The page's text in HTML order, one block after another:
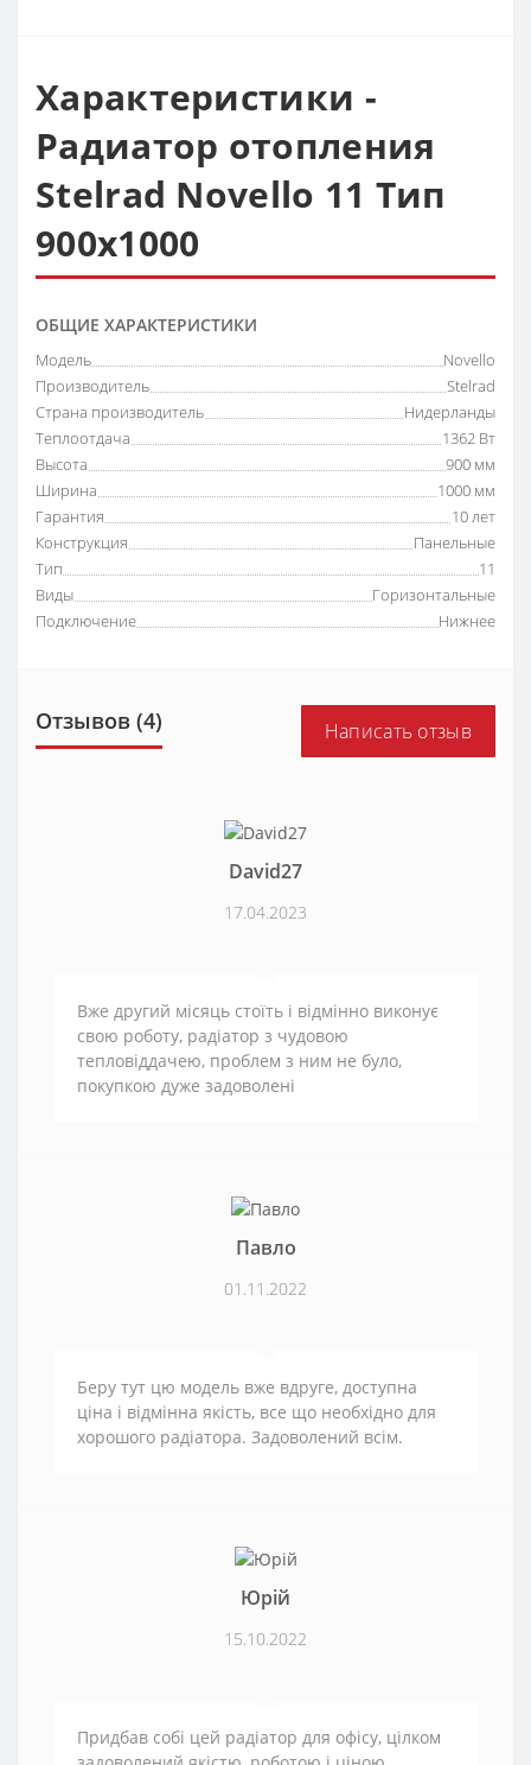
Характеристики -
Радиатор отопления
Stelrad Novello 11 Тип
900х1000
ОБЩИЕ ХАРАКТЕРИСТИКИ
Модель
Novello
Производитель
Stelrad
Страна производитель
Нидерланды
Теплоотдача
1362 Вт
Высота
900 мм
Ширина
1000 мм
Гарантия
10 лет
Конструкция
Панельные
Тип
11
Виды
Горизонтальные
Подключение
Нижнее
Отзывов (4) Написать отзыв
David27
17.04.2023
Вже другий місяць стоїть і відмінно виконує
свою роботу, радіатор з чудовою
тепловіддачею, проблем з ним не було,
покупкою дуже задоволені
Павло
01.11.2022
Беру тут цю модель вже вдруге, доступна
ціна і відмінна якість, все що необхідно для
хорошого радіатора. Задоволений всім.
Юрій
15.10.2022
Придбав собі цей радіатор для офісу, цілком